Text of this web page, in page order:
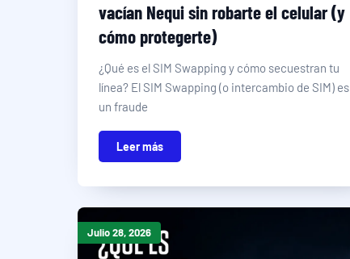
vacían Nequi sin robarte el celular (y
cómo protegerte)
¿Qué es el SIM Swapping y cómo secuestran tu
línea? El SIM Swapping (o intercambio de SIM) es
un fraude
Leer más
Julio 28, 2026